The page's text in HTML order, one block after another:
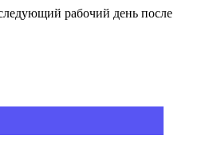
рабочий день после